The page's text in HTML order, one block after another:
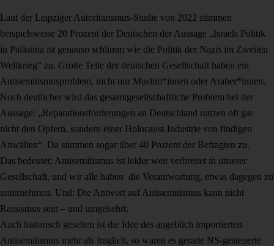
Laut der Leipziger Autoritarismus-Studie von 2022 stimmen
beispielsweise 20 Prozent der Deutschen der Aussage „Israels Politik
in Palästina ist genauso schlimm wie die Politik der Nazis im Zweiten
Weltkrieg“ zu. Große Teile der deutschen Gesellschaft haben ein
Antisemitismusproblem, nicht nur Muslim*innen oder Araber*innen.
Noch deutlicher wird das gesamtgesellschaftliche Problem bei der
Aussage: „Reparationsforderungen an Deutschland nutzen oft gar
nicht den Opfern, sondern einer Holocaust-Industrie von findigen
Anwälten“. Da stimmen sogar über 40 Prozent der Befragten zu.
Das bedeutet: Antisemitismus ist leider weit verbreitet in unserer
Gesellschaft, und wir alle haben die Verantwortung, etwas dagegen zu
unternehmen. Und: Die Antwort auf Antisemitismus kann nicht
Rassismus sein – und umgekehrt.
Auch historisch gesehen ist die Idee des angeblich importierten
Antisemitismus mehr als fraglich, so waren es gerade NS-gesteuerte